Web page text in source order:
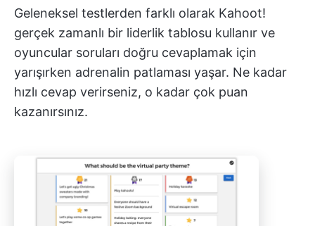
Geleneksel testlerden farklı olarak Kahoot!
gerçek zamanlı bir liderlik tablosu kullanır ve
oyuncular soruları doğru cevaplamak için
yarışırken adrenalin patlaması yaşar. Ne kadar
hızlı cevap verirseniz, o kadar çok puan
kazanırsınız.